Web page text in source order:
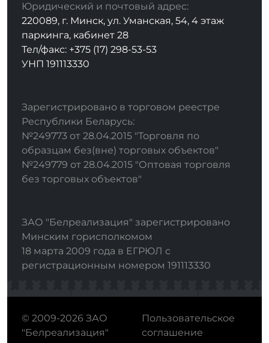
Юридический и почтовый адрес:
220089, г. Минск, ул. Уманская, 54, 4 этаж
паркинга, кабинет 28
Тел/факс: +375 (17) 298-53-53
УНП 191113330
Зарегистрировано в торговом реестре
Республики Беларусь:
№249773 от 28.04.2015 "Торговля по
образцам без(вне) торговых объектов"
№249779 от 28.04.2015 "Оптовая торговля
без торговых объектов"
ЗАО "Белреализация" зарегистрировано
Минским горисполкомом
18 марта 2009 года в ЕГРЮЛ с
регистрационным номером 191113330
© 2009-2026 ЗАО
"Белреализация"
Пользовательское
соглашение